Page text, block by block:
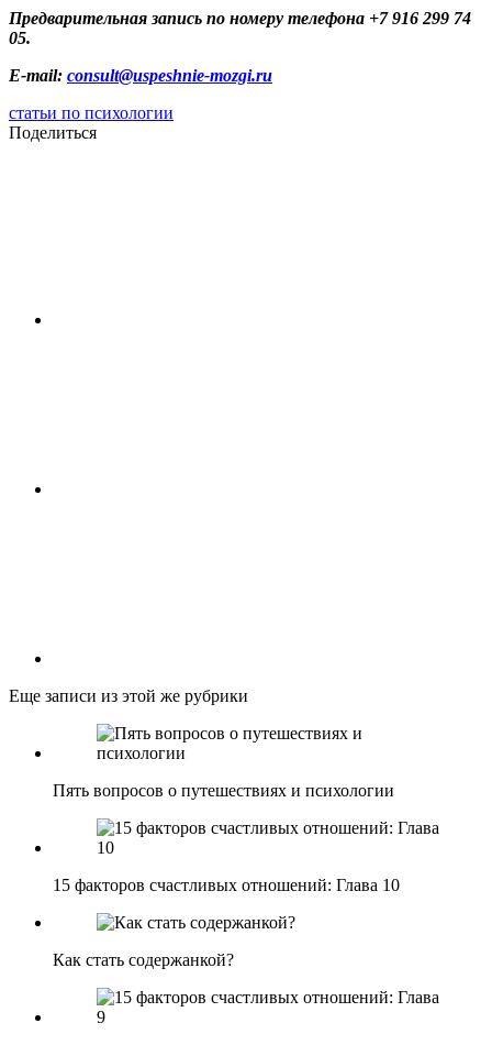
Предварительная запись по номеру телефона +7 916 299 74
05.
E-mail: consult@uspeshnie-mozgi.ru
статьи по психологии
Поделиться
Еще записи из этой же рубрики
Пять вопросов о путешествиях и психологии
15 факторов счастливых отношений: Глава 10
Как стать содержанкой?